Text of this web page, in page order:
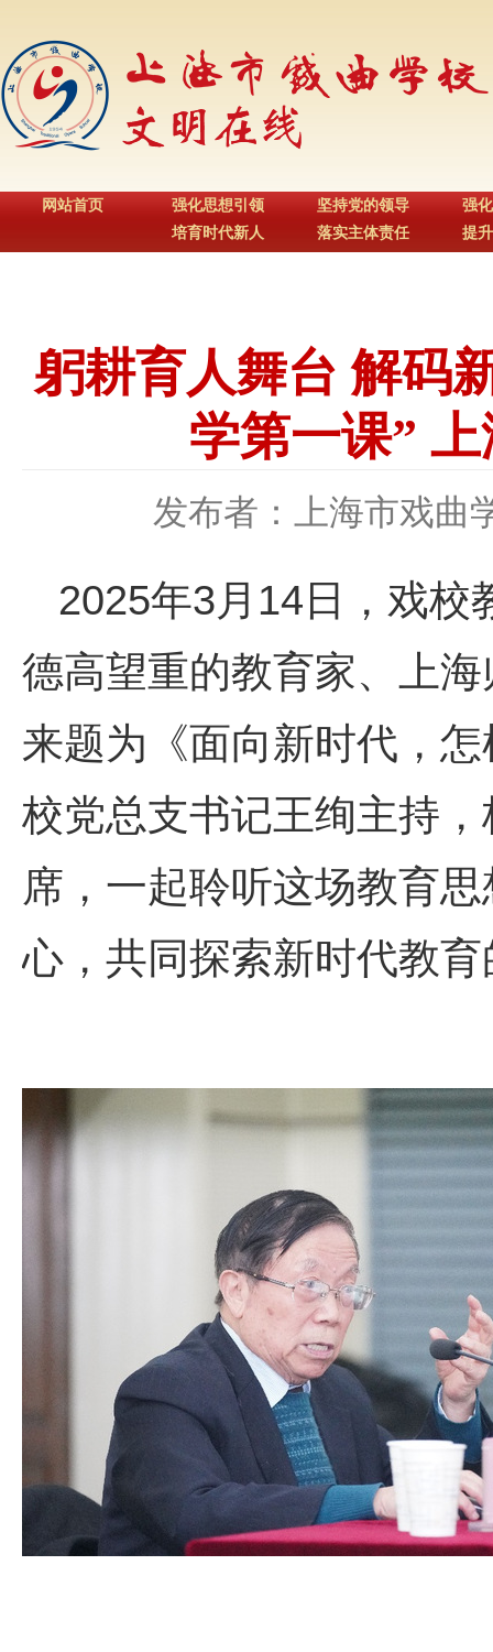
网站首页
强化思想引领
培育时代新人
坚持党的领导
落实主体责任
强
提
躬耕育人舞台 解码
学第一课” 上
发布者：上海市戏曲
2025年3月14日，戏校
德高望重的教育家、上
来题为《面向新时代，
校党总支书记王绚主持
席，一起聆听这场教育
心，共同探索新时代教